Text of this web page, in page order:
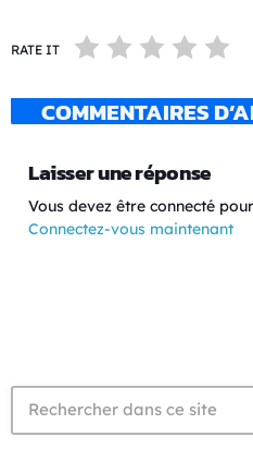
RATE IT
COMMENTAIRES
Laisser une réponse
Vous devez être connecté
Connectez-vous maintenant